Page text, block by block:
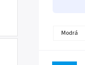
Modrá